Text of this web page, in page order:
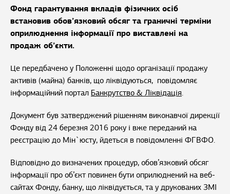
Фонд гарантування вкладів фізичних осіб
встановив обов’язковий обсяг та граничні терміни
оприлюднення інформації про виставлені на
продаж об’єкти.
Це передбачено у Положенні щодо організації продажу
активів (майна) банків, що ліквідуються, повідомляє
інформаційний портал Банкрутство & Ліквідація.
Документ був затверджений рішенням виконавчої дирекції
Фонду від 24 березня 2016 року і вже переданий на
реєстрацію до Мін`юсту, йдеться в повідомленні ФГВФО.
Відповідно до визначених процедур, обов’язковий обсяг
інформації про об’єкт повинен бути оприлюднений на веб-
сайтах Фонду, банку, що ліквідується, та у друкованих ЗМІ